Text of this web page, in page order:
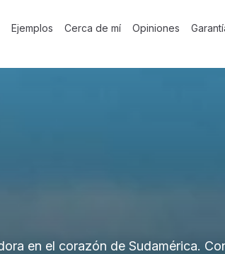
Ejemplos Cerca de mí Opiniones
en el corazón de Sudamérica.